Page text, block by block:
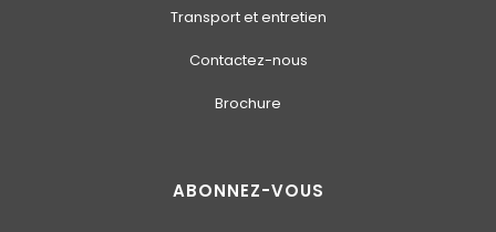
Transport et entretien
Contactez-nous
Brochure
ABONNEZ-VOUS